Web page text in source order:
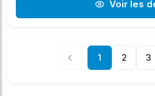
Voir les
1 2 3